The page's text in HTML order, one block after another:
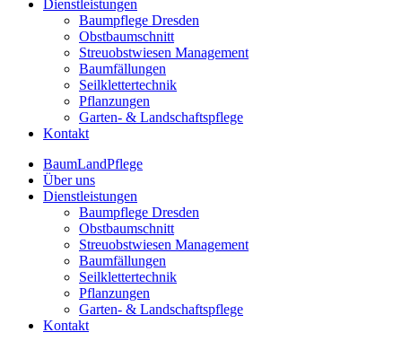
Dienstleistungen
Baumpflege Dresden
Obstbaumschnitt
Streuobstwiesen Management
Baumfällungen
Seilklettertechnik
Pflanzungen
Garten- & Landschaftspflege
Kontakt
BaumLandPflege
Über uns
Dienstleistungen
Baumpflege Dresden
Obstbaumschnitt
Streuobstwiesen Management
Baumfällungen
Seilklettertechnik
Pflanzungen
Garten- & Landschaftspflege
Kontakt